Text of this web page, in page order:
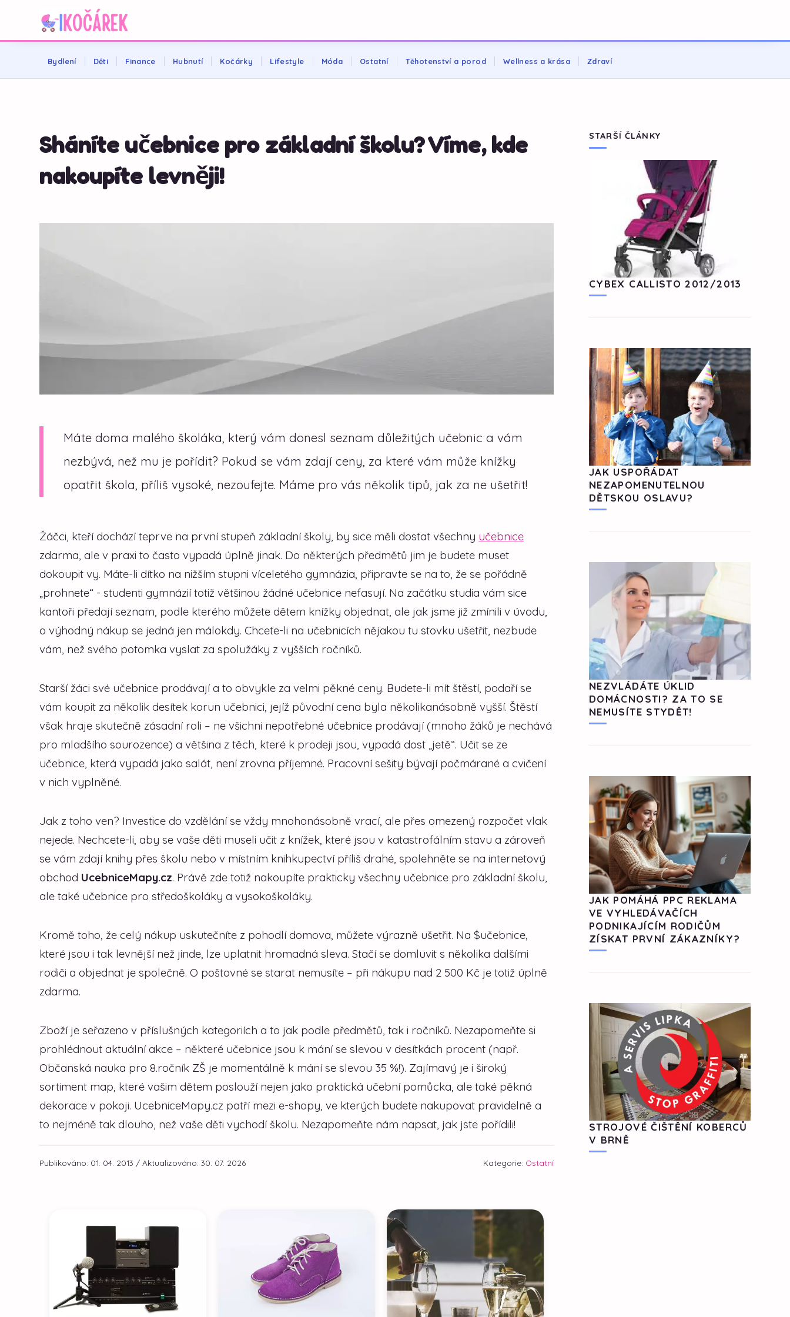
Bydlení Děti Finance Hubnutí Kočárky Lifestyle Móda Ostatní Těhotenství a porod Wellness a krása Zdraví
Sháníte učebnice pro základní školu? Víme, kde
nakoupíte levněji!
Máte doma malého školáka, který vám donesl seznam důležitých učebnic a vám
nezbývá, než mu je pořídit? Pokud se vám zdají ceny, za které vám může knížky
opatřit škola, příliš vysoké, nezoufejte. Máme pro vás několik tipů, jak za ne ušetřit!
Žáčci, kteří dochází teprve na první stupeň základní školy, by sice měli dostat všechny učebnice
zdarma, ale v praxi to často vypadá úplně jinak. Do některých předmětů jim je budete muset
dokoupit vy. Máte-li dítko na nižším stupni víceletého gymnázia, připravte se na to, že se pořádně
„prohnete“ - studenti gymnázií totiž většinou žádné učebnice nefasují. Na začátku studia vám sice
kantoři předají seznam, podle kterého můžete dětem knížky objednat, ale jak jsme již zmínili v úvodu,
o výhodný nákup se jedná jen málokdy. Chcete-li na učebnicích nějakou tu stovku ušetřit, nezbude
vám, než svého potomka vyslat za spolužáky z vyšších ročníků.
Starší žáci své učebnice prodávají a to obvykle za velmi pěkné ceny. Budete-li mít štěstí, podaří se
vám koupit za několik desítek korun učebnici, jejíž původní cena byla několikanásobně vyšší. Štěstí
však hraje skutečně zásadní roli – ne všichni nepotřebné učebnice prodávají (mnoho žáků je nechává
pro mladšího sourozence) a většina z těch, které k prodeji jsou, vypadá dost „jetě“. Učit se ze
učebnice, která vypadá jako salát, není zrovna příjemné. Pracovní sešity bývají počmárané a cvičení
v nich vyplněné.
Jak z toho ven? Investice do vzdělání se vždy mnohonásobně vrací, ale přes omezený rozpočet vlak
nejede. Nechcete-li, aby se vaše děti museli učit z knížek, které jsou v katastrofálním stavu a zároveň
se vám zdají knihy přes školu nebo v místním knihkupectví příliš drahé, spolehněte se na internetový
obchod UcebniceMapy.cz. Právě zde totiž nakoupíte prakticky všechny učebnice pro základní školu,
ale také učebnice pro středoškoláky a vysokoškoláky.
Kromě toho, že celý nákup uskutečníte z pohodlí domova, můžete výrazně ušetřit. Na $učebnice,
které jsou i tak levnější než jinde, lze uplatnit hromadná sleva. Stačí se domluvit s několika dalšími
rodiči a objednat je společně. O poštovné se starat nemusíte – při nákupu nad 2 500 Kč je totiž úplně
zdarma.
Zboží je seřazeno v příslušných kategoriích a to jak podle předmětů, tak i ročníků. Nezapomeňte si
prohlédnout aktuální akce – některé učebnice jsou k mání se slevou v desítkách procent (např.
Občanská nauka pro 8.ročník ZŠ je momentálně k mání se slevou 35 %!). Zajímavý je i široký
sortiment map, které vašim dětem poslouží nejen jako praktická učební pomůcka, ale také pěkná
dekorace v pokoji. UcebniceMapy.cz patří mezi e-shopy, ve kterých budete nakupovat pravidelně a
to nejméně tak dlouho, než vaše děti vychodí školu. Nezapomeňte nám napsat, jak jste pořídili!
Publikováno: 01. 04. 2013 / Aktualizováno: 30. 07. 2026 Kategorie: Ostatní
STARŠÍ ČLÁNKY
CYBEX CALLISTO 2012/2013
JAK USPOŘÁDAT
NEZAPOMENUTELNOU
DĚTSKOU OSLAVU?
NEZVLÁDÁTE ÚKLID
DOMÁCNOSTI? ZA TO SE
NEMUSÍTE STYDĚT!
JAK POMÁHÁ PPC REKLAMA
VE VYHLEDÁVAČÍCH
PODNIKAJÍCÍM RODIČŮM
ZÍSKAT PRVNÍ ZÁKAZNÍKY?
STROJOVÉ ČIŠTĚNÍ KOBERCŮ
V BRNĚ